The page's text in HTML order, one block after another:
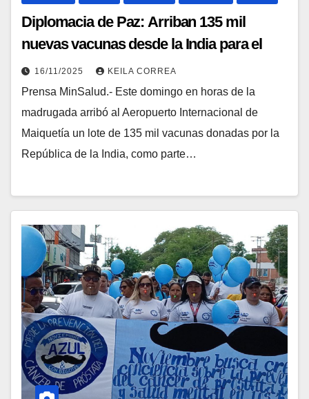
Diplomacia de Paz: Arriban 135 mil
nuevas vacunas desde la India para el
bienestar de la Patria
16/11/2025 KEILA CORREA
Prensa MinSalud.- Este domingo en horas de la
madrugada arribó al Aeropuerto Internacional de
Maiquetía un lote de 135 mil vacunas donadas por la
República de la India, como parte…